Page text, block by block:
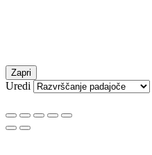
Zapri
Uredi